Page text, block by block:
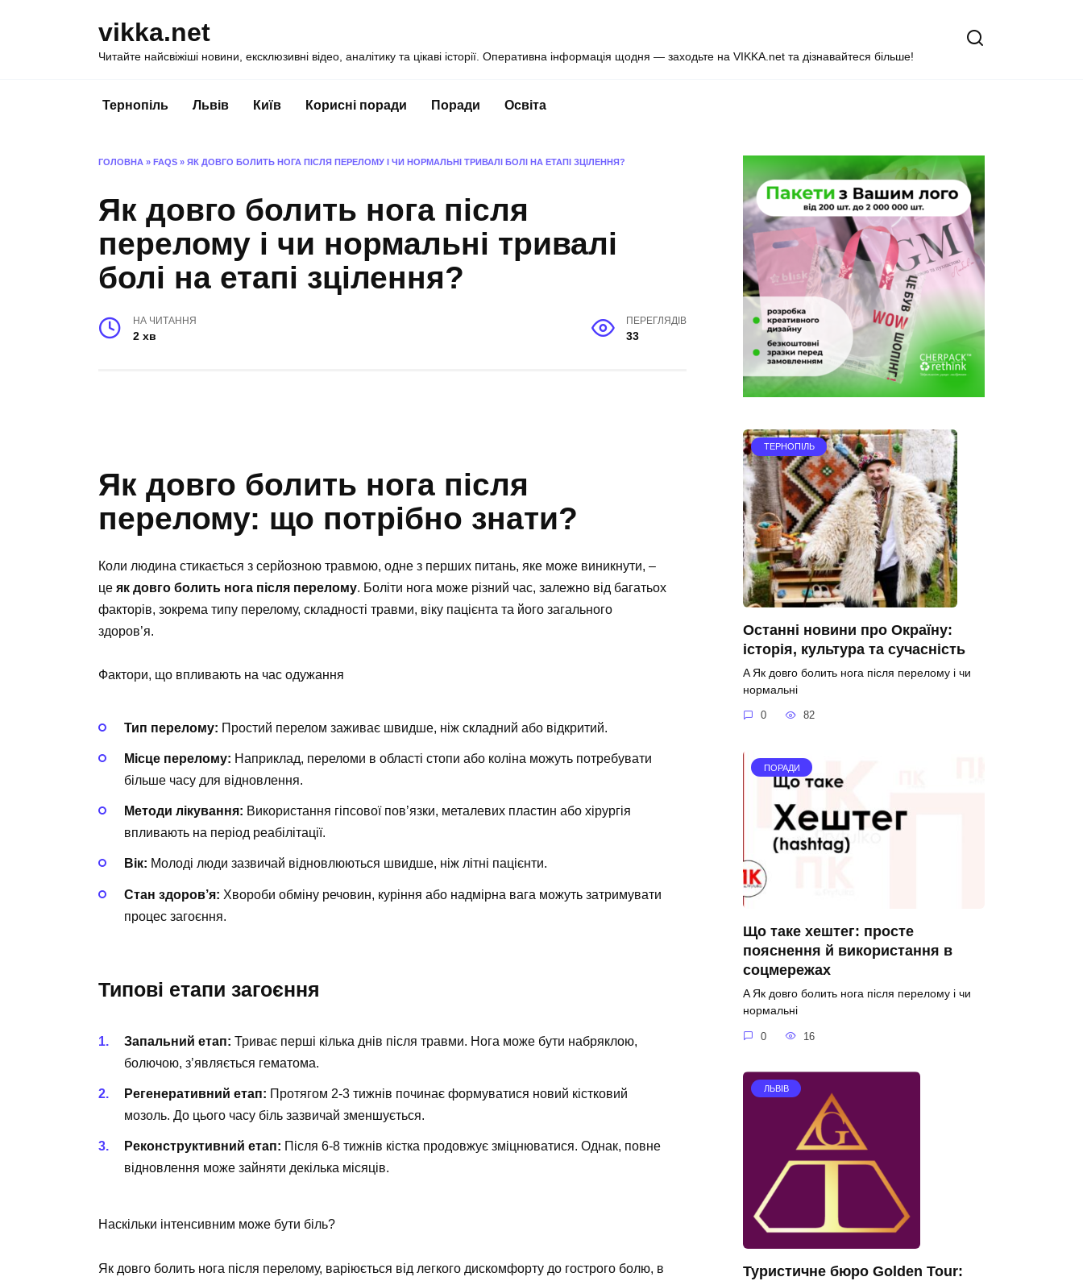
vikka.net
Читайте найсвіжіші новини, ексклюзивні відео, аналітику та цікаві історії. Оперативна інформація щодня — заходьте на VIKKA.net та дізнавайтеся більше!
Тернопіль Львів Київ Корисні поради Поради Освіта
ГОЛОВНА » FAQS » ЯК ДОВГО БОЛИТЬ НОГА ПІСЛЯ ПЕРЕЛОМУ І ЧИ НОРМАЛЬНІ ТРИВАЛІ БОЛІ НА ЕТАПІ ЗЦІЛЕННЯ?
Як довго болить нога після
перелому і чи нормальні тривалі
болі на етапі зцілення?
НА ЧИТАННЯ
2 хв
ПЕРЕГЛЯДІВ
33
Як довго болить нога після
перелому: що потрібно знати?
Коли людина стикається з серйозною травмою, одне з перших питань, яке може виникнути, –
це як довго болить нога після перелому. Боліти нога може різний час, залежно від багатьох
факторів, зокрема типу перелому, складності травми, віку пацієнта та його загального
здоров’я.
Фактори, що впливають на час одужання
Тип перелому: Простий перелом заживає швидше, ніж складний або відкритий.
Місце перелому: Наприклад, переломи в області стопи або коліна можуть потребувати
більше часу для відновлення.
Методи лікування: Використання гіпсової пов’язки, металевих пластин або хірургія
впливають на період реабілітації.
Вік: Молоді люди зазвичай відновлюються швидше, ніж літні пацієнти.
Стан здоров’я: Хвороби обміну речовин, куріння або надмірна вага можуть затримувати
процес загоєння.
Типові етапи загоєння
Запальний етап: Триває перші кілька днів після травми. Нога може бути набряклою,
болючою, з’являється гематома.
Регенеративний етап: Протягом 2-3 тижнів починає формуватися новий кістковий
мозоль. До цього часу біль зазвичай зменшується.
Реконструктивний етап: Після 6-8 тижнів кістка продовжує зміцнюватися. Однак, повне
відновлення може зайняти декілька місяців.
Наскільки інтенсивним може бути біль?
Як довго болить нога після перелому, варіюється від легкого дискомфорту до гострого болю, в
ТЕРНОПІЛЬ
Останні новини про Окраїну:
історія, культура та сучасність
A Як довго болить нога після перелому і чи
нормальні
0 82
ПОРАДИ
Що таке хештег: просте
пояснення й використання в
соцмережах
A Як довго болить нога після перелому і чи
нормальні
0 16
ЛЬВІВ
Туристичне бюро Golden Tour: